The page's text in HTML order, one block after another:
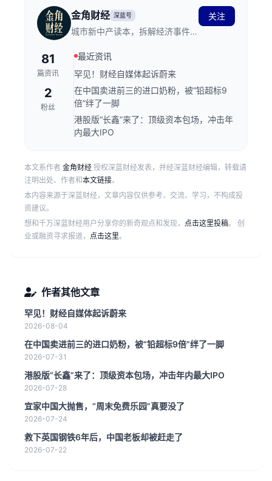
金角财经 深蓝号
城市新中产读本，拆解经济事件背
关注
81
篇资讯
2
粉丝
最近资讯
罕见！财经自媒体起诉蔚来
在中国卖进前三的进口奶粉，被“铅超标9
倍”绊了一脚
港股版“长鑫”来了：顶级资本包场，冲击年
内最大IPO
本文系作者 金角财经 授权深蓝财经发表，并经深蓝财经编辑，转载请
注明出处、作者和本文链接。
本内容来源于深蓝财经，文章内容仅供参考、交流、学习，不构成投
资建议。
想和千万深蓝财经用户分享你的新奇观点和发现， 点击这里投稿。 创
业或融资寻求报道， 点击这里。
作者其他文章
罕见！财经自媒体起诉蔚来
2026-08-04
在中国卖进前三的进口奶粉，被“铅超标9倍”绊了一脚
2026-07-31
港股版“长鑫”来了：顶级资本包场，冲击年内最大IPO
2026-07-28
宜家中国大抛售，“周末免费乐园”真要没了
2026-07-24
救下英国钢铁6年后，中国老板却被赶走了
2026-07-22